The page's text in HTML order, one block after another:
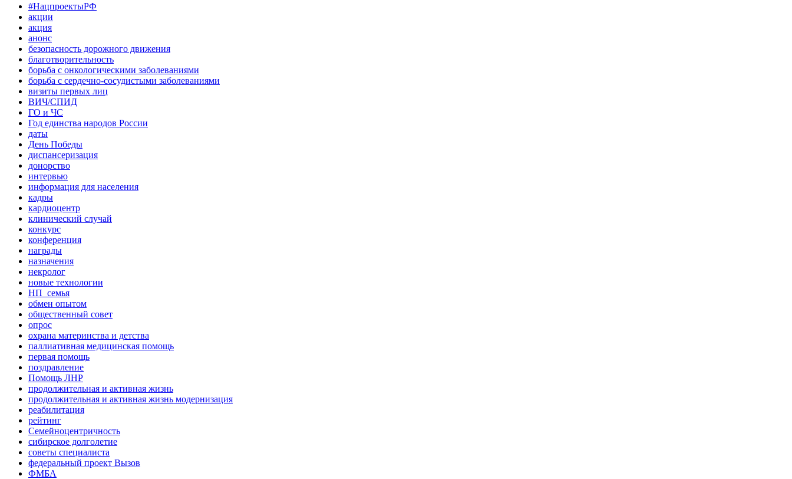
#НацпроектыРФ
акции
акция
анонс
безопасность дорожного движения
благотворительность
борьба с онкологическими заболеваниями
борьба с сердечно-сосудистыми заболеваниями
визиты первых лиц
ВИЧ/СПИД
ГО и ЧС
Год единства народов России
даты
День Победы
диспансеризация
донорство
интервью
информация для населения
кадры
кардиоцентр
клинический случай
конкурс
конференция
награды
назначения
некролог
новые технологии
НП_семья
обмен опытом
общественный совет
опрос
охрана материнства и детства
паллиативная медицинская помощь
первая помощь
поздравление
Помощь ЛНР
продолжительная и активная жизнь
продолжительная и активная жизнь модернизация
реабилитация
рейтинг
Семейноцентричность
сибирское долголетие
советы специалиста
федеральный проект Вызов
ФМБА